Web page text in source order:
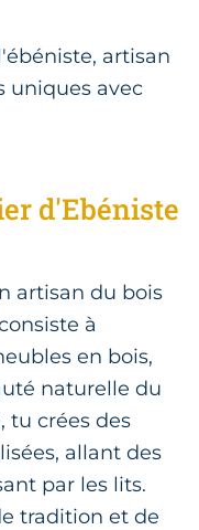
artisan
uniques avec
d'Ebéniste
artisan du bois
à
en bois,
naturelle du
tu crées des
allant des
par les lits.
tradition et de